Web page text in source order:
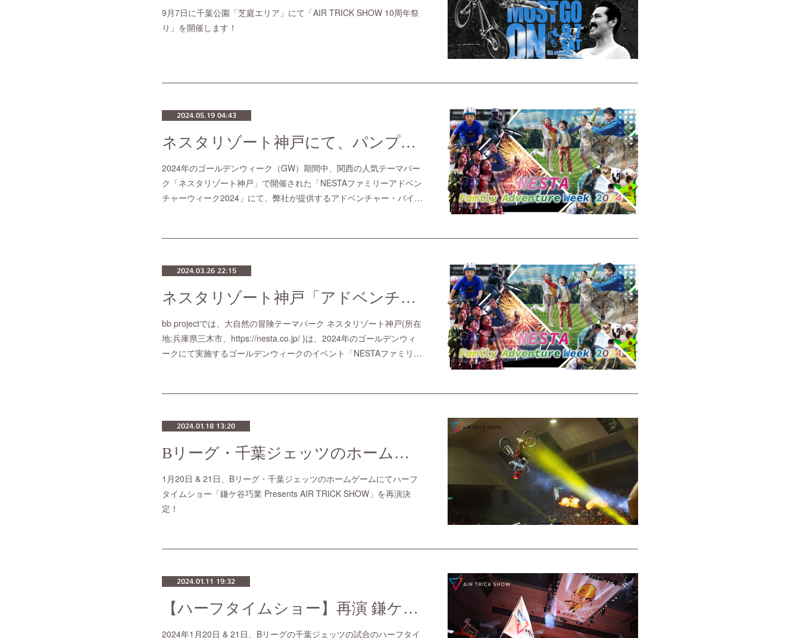
9月7日に千葉公園「芝庭エリア」にて「AIR TRICK SHOW 10周年祭
り」を開催します！
2024.05.19 04:43
ネスタリゾート神戸にて、パンプトラック・マウンテンバイクの「体験エリア」を実施【GWの10日間で体験者3000名超え】
2024年のゴールデンウィーク（GW）期間中、関西の人気テーマパー
ク「ネスタリゾート神戸」で開催された「NESTAファミリーアドベン
チャーウィーク2024」にて、弊社が提供するアドベンチャー・バイ…
2024.03.26 22:15
ネスタリゾート神戸「アドベンチャー・バイクパーク」を企画・プロデュース！パンプトラック体験 & ショー実施！
bb projectでは、大自然の冒険テーマパーク ネスタリゾート神戸(所在
地:兵庫県三⽊市、https://nesta.co.jp/ )は、2024年のゴールデンウィ
ークにて実施するゴールデンウィークのイベント「NESTAファミリ…
2024.01.18 13:20
Bリーグ・千葉ジェッツのホームゲームにてハーフタイムショー「鎌ケ谷巧業 Presents AIR TRICK SHOW」の特設ページ完成！
1月20日 & 21日、Bリーグ・千葉ジェッツのホームゲームにてハーフ
タイムショー「鎌ケ谷巧業 Presents AIR TRICK SHOW」を再演決
定！
2024.01.11 19:32
【ハーフタイムショー】再演 鎌ケ谷巧業 presents BMX「AIR TRICK SHOW」
2024年1月20日 & 21日、Bリーグの千葉ジェッツの試合のハーフタイ